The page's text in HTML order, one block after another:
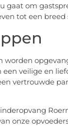
gaat om
tot een breed
veilige en
vertrouwde
onze